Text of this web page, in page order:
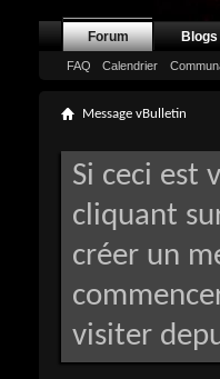
Forum
FAQ Calendrier
Blogs
Message vBulletin
Si ceci est
cliquant
créer un
visiter